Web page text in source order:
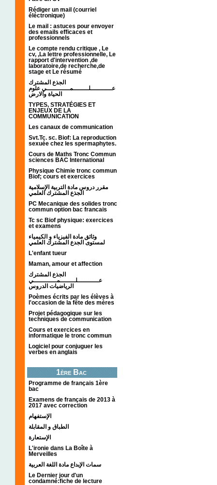
Rédiger un mail (courriel
éléctronique)
Le mail : astuces pour envoyer
des emails efficaces et
professionnels
Le compte rendu critique , Le
cv, ,La lettre professionnelle, Le
rapport d'intervention ,de
laboratoire,de recherche,de
stage et Le résumé
الجذع المشترك
عـــــــــــلــــــــمــــــــــــي علوم
الحياة والارض
TYPES, STRATÉGIES ET
ENJEUX DE LA
COMMUNICATION
Les canaux de communication
Svt.Tc. sc. Biof: La reproduction
sexuée chez les spermaphytes.
Cours de Maths Tronc Commun
sciences BAC International
Physique Chimie tronc commun
Biof; cours et exercices
مقرر دروس مادة التربية الإسلامية
الجذع المشترك العلمي
PC Mecanique des solides tronc
commun option bac francais
Tc sc Biof physique: exercices
et examens
وثائق مادة الفيزياء و الكيمياء
L'enfant tueur
Maman, amour et affection
الجذع المشترك
عـــــــــــلــــــــمــــــــــــي
الرياضيات الدروس
Poèmes écrits par les élèves à
l'occasion de la fête des mères
Projet pédagogique sur les
techniques de communication
Cours et exercices en
informatique le tronc commun
Logiciel pour conjuguer les
verbes en anglais
1ère Bac
Programme de français 1ère
bac
Examens de français de 2013 à
2017 avec correction
الإستفهام
الطباق و المقابلة
الإستعارة
L'ironie dans La Boîte à
Merveilles
سمات الإبداع مادة اللغة العربية
Le Dernier jour d'un
condamné:fiche de lecture